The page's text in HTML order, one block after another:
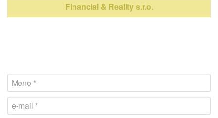
Financial & Reality s.r.o.